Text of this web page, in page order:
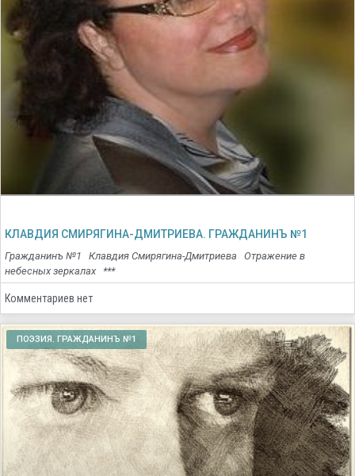
КЛАВДИЯ СМИРЯГИНА-ДМИТРИЕВА. ГРАЖДАНИНЪ №1
Гражданинъ №1 Клавдия Смирягина-Дмитриева Отражение в
небесных зеркалах ***
Комментариев нет
ПОЭЗИЯ. ГРАЖДАНИНЪ №1